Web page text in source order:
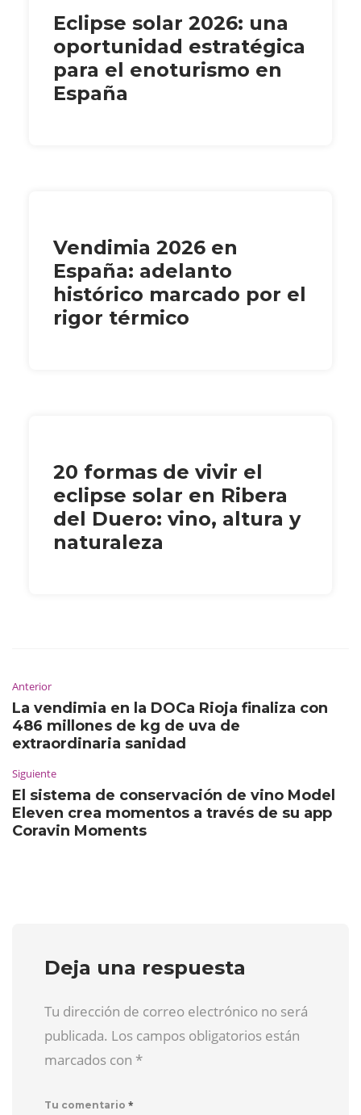
Eclipse solar 2026: una
oportunidad estratégica
para el enoturismo en
España
Vendimia 2026 en
España: adelanto
histórico marcado por el
rigor térmico
20 formas de vivir el
eclipse solar en Ribera
del Duero: vino, altura y
naturaleza
Anterior
La vendimia en la DOCa Rioja finaliza con
486 millones de kg de uva de
extraordinaria sanidad
Siguiente
El sistema de conservación de vino Model
Eleven crea momentos a través de su app
Coravin Moments
Deja una respuesta
Tu dirección de correo electrónico no será
publicada. Los campos obligatorios están
marcados con *
Tu comentario *